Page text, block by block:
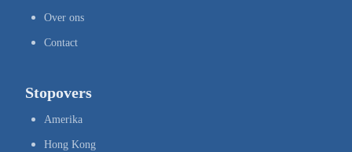
Over ons
Contact
Stopovers
Amerika
Hong Kong